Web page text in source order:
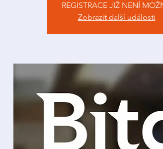
REGISTRACE JIŽ NENÍ
Zobrazit další události